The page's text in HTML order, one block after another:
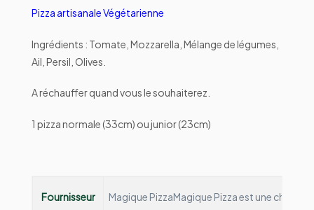
Pizza artisanale Végétarienne
Ingrédients : Tomate, Mozzarella, Mélange de légumes,
Ail, Persil, Olives.
A réchauffer quand vous le souhaiterez.
1 pizza normale (33cm) ou junior (23cm)
Fournisseur Magique PizzaMagique Pizza est une chaine